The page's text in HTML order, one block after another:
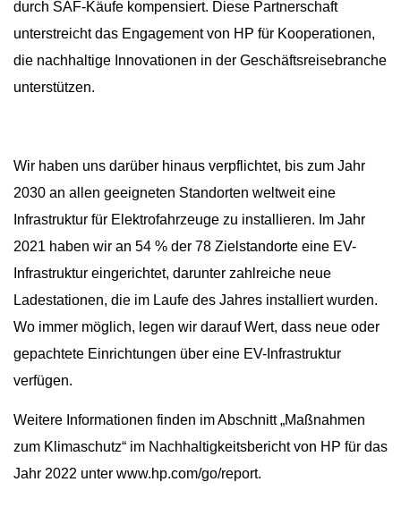
durch SAF-Käufe kompensiert. Diese Partnerschaft
unterstreicht das Engagement von HP für Kooperationen,
die nachhaltige Innovationen in der Geschäftsreisebranche
unterstützen.
Wir haben uns darüber hinaus verpflichtet, bis zum Jahr
2030 an allen geeigneten Standorten weltweit eine
Infrastruktur für Elektrofahrzeuge zu installieren. Im Jahr
2021 haben wir an 54 % der 78 Zielstandorte eine EV-
Infrastruktur eingerichtet, darunter zahlreiche neue
Ladestationen, die im Laufe des Jahres installiert wurden.
Wo immer möglich, legen wir darauf Wert, dass neue oder
gepachtete Einrichtungen über eine EV-Infrastruktur
verfügen.
Weitere Informationen finden im Abschnitt „Maßnahmen
zum Klimaschutz“ im Nachhaltigkeitsbericht von HP für das
Jahr 2022 unter www.hp.com/go/report.